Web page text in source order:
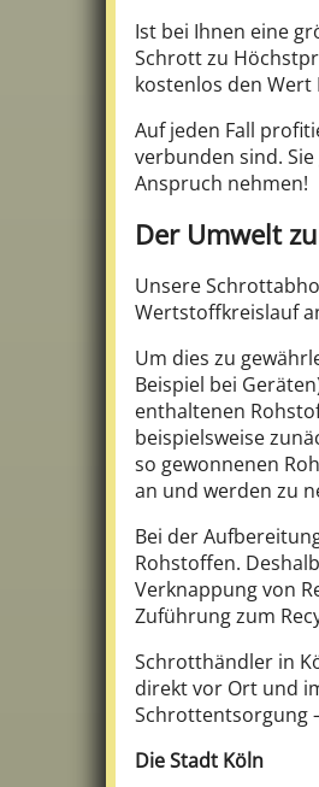
Ist bei Ihnen eine
Schrott zu
kostenlos den
Auf jeden Fall
verbunden sind.
Anspruch nehmen!
Der Umwelt
Unsere
Wertstoffkreislauf
Um dies zu
Beispiel bei
enthaltenen
beispielsweise
so gewonnenen
an und werden zu
Bei der
Rohstoffen.
Verknappung von
Zuführung zum
Schrotthändler in
direkt vor Ort und
Schrottentsorgung
Die Stadt Köln